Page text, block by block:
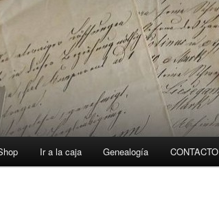
Ir a la caja Genealogía CONTACTO